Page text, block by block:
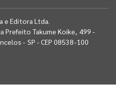
e Editora Ltda.
Prefeito Takume Koike, 499 -
- SP - CEP 08538-100